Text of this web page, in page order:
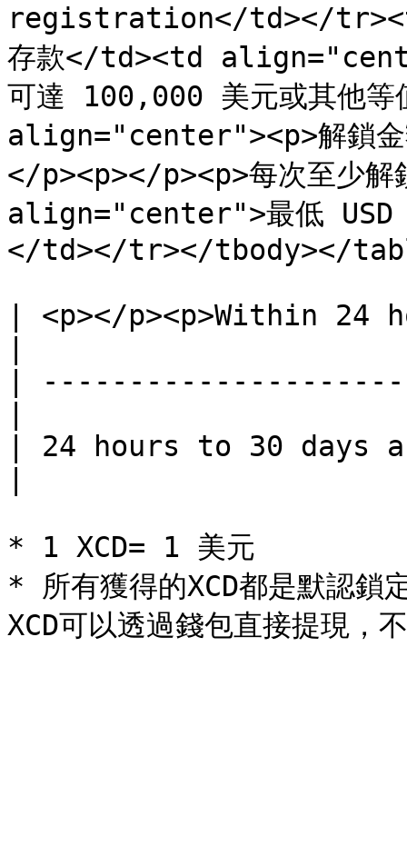
registration</td></
存款</td><td
可達 100,000 美元或其他
align="center"><p>解鎖
</p><p></p><p>每次至少
align="center">最低
</td></tr></tbody></
| <p></p><p>Within
|
| 24 hours to 30
* 1 XCD= 1 美元
* 所有獲得的XCD都是默認鎖